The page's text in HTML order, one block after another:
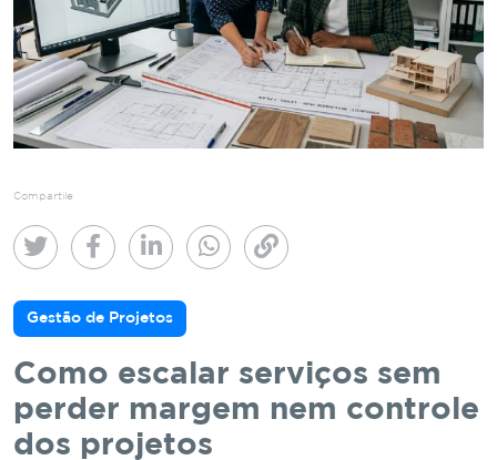
Compartile
Gestão de Projetos
Como escalar serviços sem
perder margem nem controle
dos projetos